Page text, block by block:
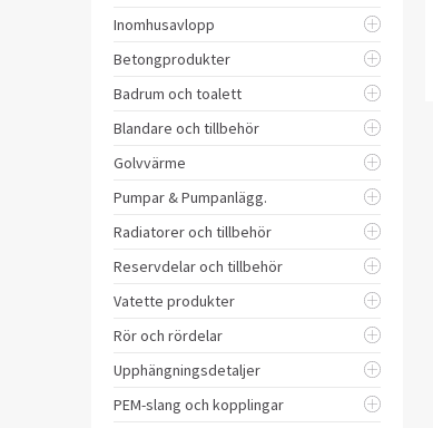
Inomhusavlopp
Betongprodukter
Badrum och toalett
Blandare och tillbehör
Golvvärme
Pumpar & Pumpanlägg.
Radiatorer och tillbehör
Reservdelar och tillbehör
Vatette produkter
Rör och rördelar
Upphängningsdetaljer
PEM-slang och kopplingar